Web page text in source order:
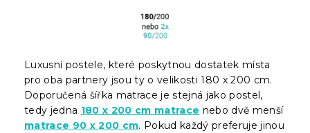
Luxusní postele, které poskytnou dostatek místa
pro oba partnery jsou ty o velikosti 180 x 200 cm.
Doporučená šířka matrace je stejná jako postel,
tedy jedna 180 x 200 cm matrace nebo dvě menší
matrace 90 x 200 cm. Pokud každý preferuje jinou